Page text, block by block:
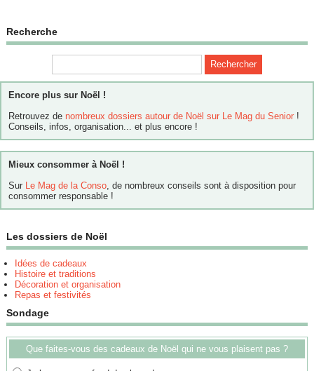
Recherche
Encore plus sur Noël !
Retrouvez de nombreux dossiers autour de Noël sur Le Mag du Senior !
Conseils, infos, organisation... et plus encore !
Mieux consommer à Noël !
Sur
Le Mag de la Conso , de nombreux conseils sont à disposition pour
consommer responsable !
Les dossiers de Noël
Idées de cadeaux
Histoire et traditions
Décoration et organisation
Repas et festivités
Sondage
Que faites-vous des cadeaux de Noël qui ne vous plaisent pas ?